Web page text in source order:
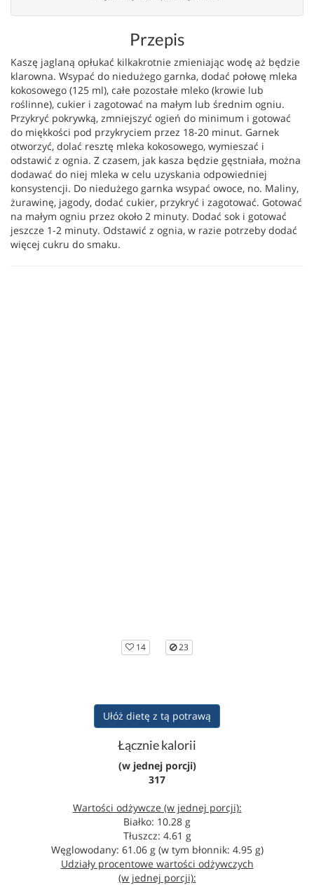
Przepis
Kaszę jaglaną opłukać kilkakrotnie zmieniając wodę aż będzie
klarowna. Wsypać do niedużego garnka, dodać połowę mleka
kokosowego (125 ml), całe pozostałe mleko (krowie lub
roślinne), cukier i zagotować na małym lub średnim ogniu.
Przykryć pokrywką, zmniejszyć ogień do minimum i gotować
do miękkości pod przykryciem przez 18-20 minut. Garnek
otworzyć, dolać resztę mleka kokosowego, wymieszać i
odstawić z ognia. Z czasem, jak kasza będzie gęstniała, można
dodawać do niej mleka w celu uzyskania odpowiedniej
konsystencji. Do niedużego garnka wsypać owoce, no. Maliny,
żurawinę, jagody, dodać cukier, przykryć i zagotować. Gotować
na małym ogniu przez około 2 minuty. Dodać sok i gotować
jeszcze 1-2 minuty. Odstawić z ognia, w razie potrzeby dodać
więcej cukru do smaku.
14 23
Ułóż dietę z tą potrawą
Łącznie kalorii
(w jednej porcji)
317
Wartości odżywcze (w jednej porcji):
Białko: 10.28 g
Tłuszcz: 4.61 g
Węglowodany: 61.06 g (w tym błonnik: 4.95 g)
Udziały procentowe wartości odżywczych
(w jednej porcji):